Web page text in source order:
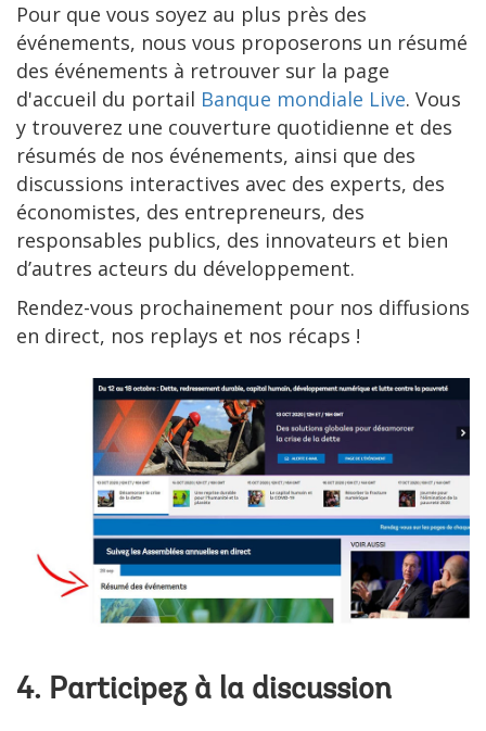
Pour que vous soyez au plus près des
événements, nous vous proposerons un résumé
des événements à retrouver sur la page
d'accueil du portail Banque mondiale Live. Vous
y trouverez une couverture quotidienne et des
résumés de nos événements, ainsi que des
discussions interactives avec des experts, des
économistes, des entrepreneurs, des
responsables publics, des innovateurs et bien
d’autres acteurs du développement.
Rendez-vous prochainement pour nos diffusions
en direct, nos replays et nos récaps !
4. Participez à la discussion